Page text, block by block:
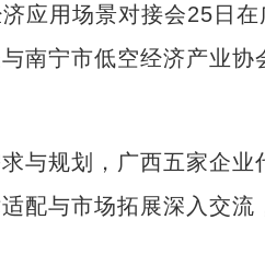
用场景对接会25日在
南宁市低空经济产业协
规划，广西五家企业
配与市场拓展深入交流